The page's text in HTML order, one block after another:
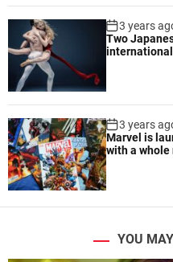
3 years
Two
3 years
Marvel is
with a
YOU